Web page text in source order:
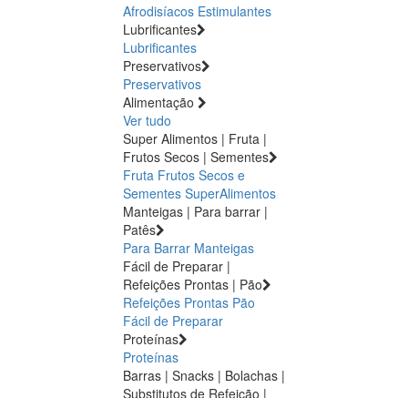
Afrodisíacos Estimulantes
Lubrificantes
Lubrificantes
Preservativos
Preservativos
Alimentação
Ver tudo
Super Alimentos | Fruta |
Frutos Secos | Sementes
Fruta Frutos Secos e
Sementes SuperAlimentos
Manteigas | Para barrar |
Patês
Para Barrar Manteigas
Fácil de Preparar |
Refeições Prontas | Pão
Refeições Prontas Pão
Fácil de Preparar
Proteínas
Proteínas
Barras | Snacks | Bolachas |
Substitutos de Refeição |